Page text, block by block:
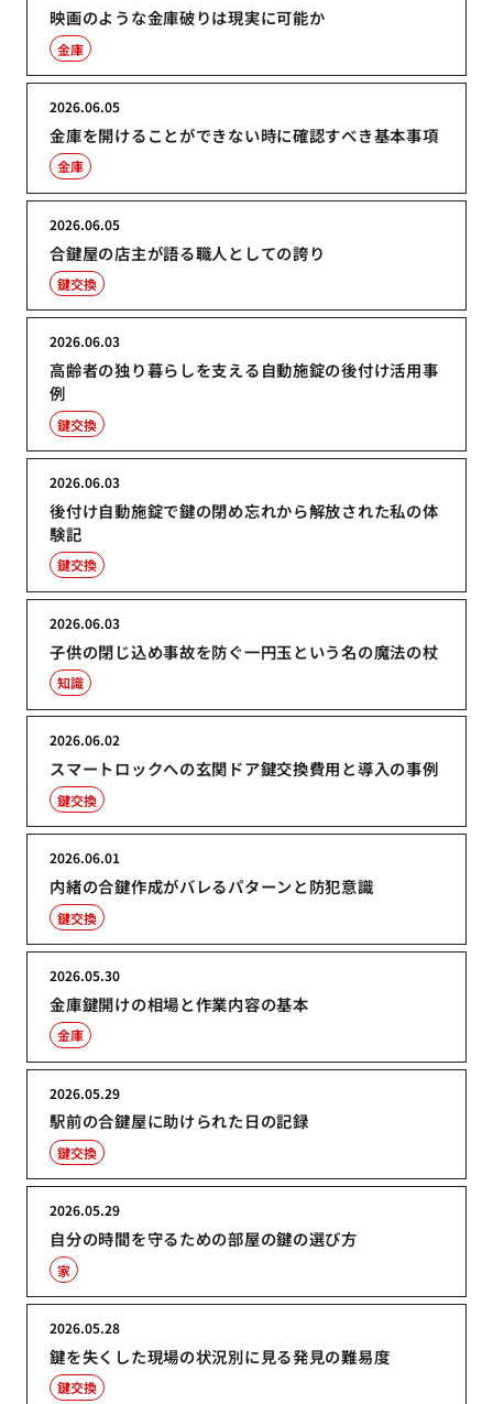
映画のような金庫破りは現実に可能か
金庫
金庫を開けることができない時に確認すべき基本事項
2026.06.05
金庫
合鍵屋の店主が語る職人としての誇り
2026.06.05
鍵交換
高齢者の独り暮らしを支える自動施錠の後付け活用事
例
2026.06.03
鍵交換
後付け自動施錠で鍵の閉め忘れから解放された私の体
験記
2026.06.03
鍵交換
子供の閉じ込め事故を防ぐ一円玉という名の魔法の杖
2026.06.03
知識
スマートロックへの玄関ドア鍵交換費用と導入の事例
2026.06.02
鍵交換
内緒の合鍵作成がバレるパターンと防犯意識
2026.06.01
鍵交換
金庫鍵開けの相場と作業内容の基本
2026.05.30
金庫
駅前の合鍵屋に助けられた日の記録
2026.05.29
鍵交換
自分の時間を守るための部屋の鍵の選び方
2026.05.29
家
鍵を失くした現場の状況別に見る発見の難易度
2026.05.28
鍵交換